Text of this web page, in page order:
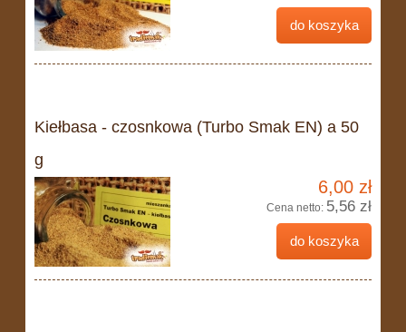
do koszyka
Kiełbasa - czosnkowa (Turbo Smak EN) a 50
g
6,00 zł
Cena netto: 5,56 zł
do koszyka